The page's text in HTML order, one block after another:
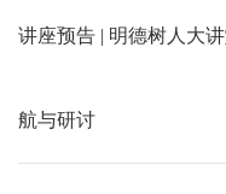
讲座预告 | 明德树人大
航与研讨